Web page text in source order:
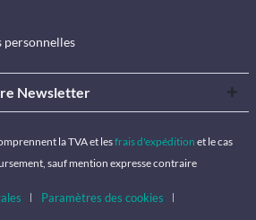
personnelles
Newsletter
la TVA et lesfrais d'expédition et le cas
sauf mention expresse contraire
Paramètres des cookies